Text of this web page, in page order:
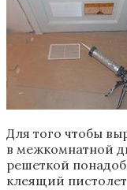
Для того чтобы
в межкомнатной
решеткой
клеящий пистолет